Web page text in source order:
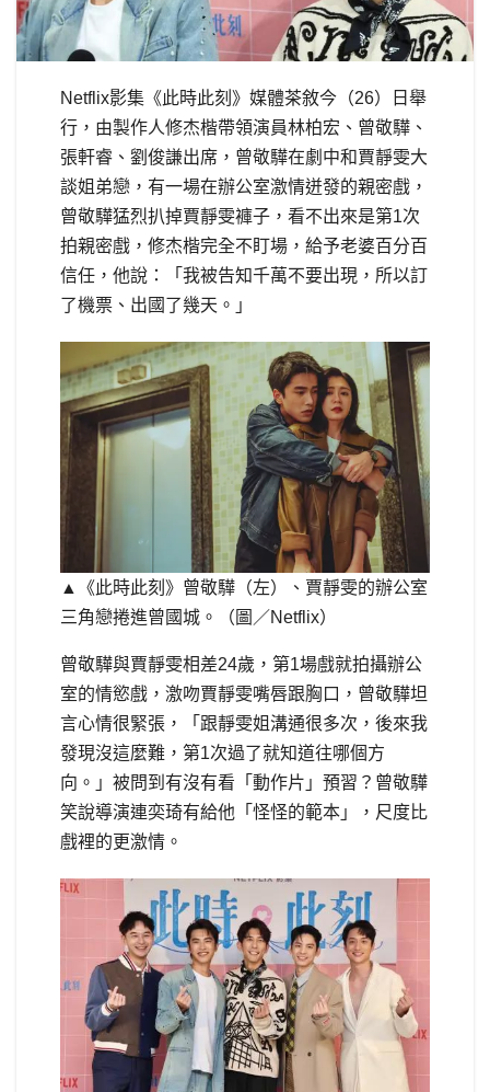
Netflix影集《此時此刻》媒體茶敘今（26）日舉
行，由製作人修杰楷帶領演員林柏宏、曾敬驊、
張軒睿、劉俊謙出席，曾敬驊在劇中和賈靜雯大
談姐弟戀，有一場在辦公室激情迸發的親密戲，
曾敬驊猛烈扒掉賈靜雯褲子，看不出來是第1次
拍親密戲，修杰楷完全不盯場，給予老婆百分百
信任，他說：「我被告知千萬不要出現，所以訂
了機票、出國了幾天。」
▲《此時此刻》曾敬驊（左）、賈靜雯的辦公室
三角戀捲進曾國城。（圖／Netflix）
曾敬驊與賈靜雯相差24歲，第1場戲就拍攝辦公
室的情慾戲，激吻賈靜雯嘴唇跟胸口，曾敬驊坦
言心情很緊張，「跟靜雯姐溝通很多次，後來我
發現沒這麼難，第1次過了就知道往哪個方
向。」被問到有沒有看「動作片」預習？曾敬驊
笑說導演連奕琦有給他「怪怪的範本」，尺度比
戲裡的更激情。